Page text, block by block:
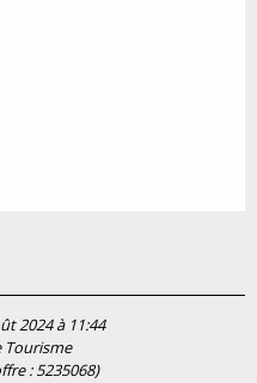
2024 à 11:44
Tourisme
:5235068)